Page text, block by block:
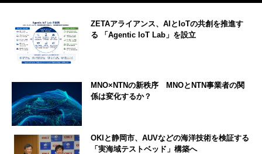
ZETAアライアンス、AIとIoTの共創を推進す
る 「Agentic IoT Lab」を設立
MNO×NTNの新秩序 MNOとNTN事業者の関
係は変化するか？
OKIと静岡市、AUVなどの海洋技術を検証する
「実海域テストベッド」構築へ